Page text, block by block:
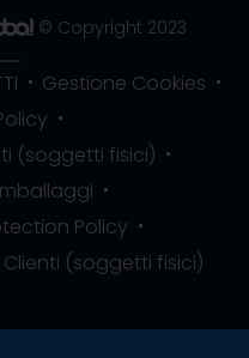
© Copyright 2023
Gestione Cookies
(soggetti fisici)
Policy
(soggetti fisici)